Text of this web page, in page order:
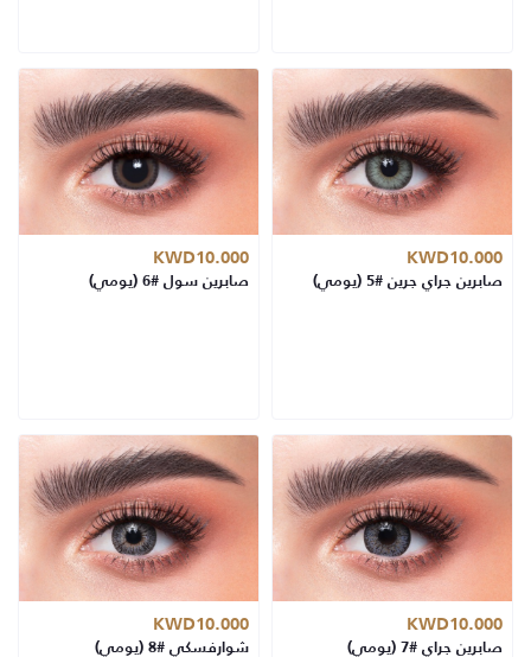
KWD10.000
صابرين جراي جرين #5 (يومي)
KWD10.000
صابرين سول #6 (يومي)
KWD10.000
صابرين جراي #7 (يومي)
KWD10.000
شوارفسكي #8 (يومي)